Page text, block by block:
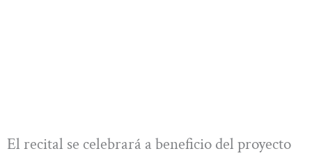
El recital se celebrará a beneficio del proyecto